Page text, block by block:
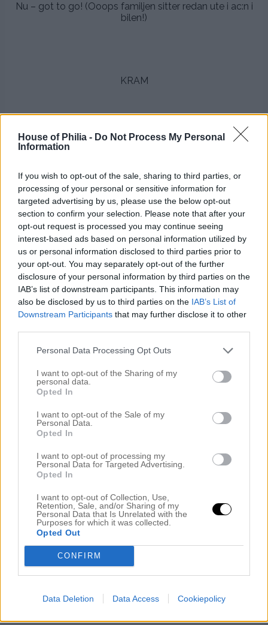
House of Philia - Do Not Process My Personal
Information
If you wish to opt-out of the sale, sharing to third parties, or
processing of your personal or sensitive information for
targeted advertising by us, please use the below opt-out
section to confirm your selection. Please note that after your
opt-out request is processed you may continue seeing
interest-based ads based on personal information utilized by
us or personal information disclosed to third parties prior to
your opt-out. You may separately opt-out of the further
disclosure of your personal information by third parties on the
IAB’s list of downstream participants. This information may
also be disclosed by us to third parties on the IAB’s List of
Downstream Participants that may further disclose it to other
Personal Data Processing Opt Outs
I want to opt-out of the Sharing of my
personal data.
Opted In
I want to opt-out of the Sale of my
Personal Data.
Opted In
I want to opt-out of processing my
Personal Data for Targeted Advertising.
Opted In
I want to opt-out of Collection, Use,
Retention, Sale, and/or Sharing of my
Personal Data that Is Unrelated with the
Purposes for which it was collected.
Opted Out
CONFIRM
Data Deletion Data Access Cookiepolicy
Nu – got to go! (Ooops familjen sitter redan ute i ac:n i
bilen!)
KRAM
Share this article - choose your platform:
I annonssamarbete med MODELIN
FREDAGSPAKETET
18:32 | JUL 26. 2019 26
juli,
2019
Petra AdminComments are off for this
post.
.
ut i östra kustbandet av vårt vackra land så betyder det ju
postombud i de små byarna och där var jag, i lilla Lärbro,
och hämtade världens mest härliga paket! Ett sånt där
som gör fredagsfeelingen lite extra tippelitop och att det
på det. och den snyggaste jag vet just nu och som jag
spanat på sen i våras är en Arezzo från ATP Atelier. ÅH. Ni
med sadelformat lock som några stora instaprofiler visat
och nu när jag såg en i färgen Almond så var jag bara
tvungen att beställa denna från
jag ändå gjorde en beställning så fick ett par d ö snygga
ATP-skorfölja med från Modelin. En perrrfekt
kombo.Både väska och skor av riktigt fint kalvskinn och